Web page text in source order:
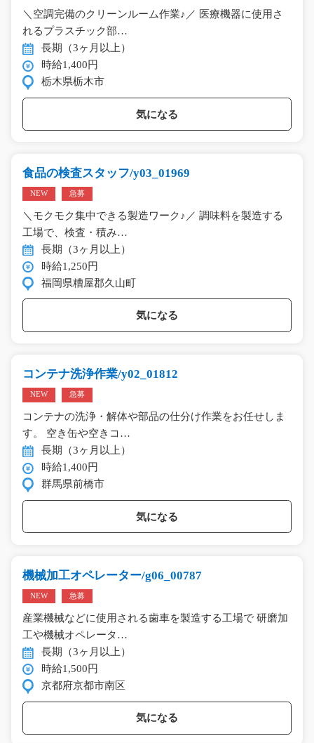
＼空調完備のクリーンルーム作業♪／ 医療機器に使用さ
れるプラスチック部…
長期（3ヶ月以上）
時給1,400円
栃木県栃木市
気になる
食品の検査スタッフ/y03_01969
NEW 急募
＼モクモク集中できる製造ワーク♪／ 調味料を製造する
工場で、検査・積み…
長期（3ヶ月以上）
時給1,250円
福岡県糟屋郡久山町
気になる
コンテナ洗浄作業/y02_01812
NEW 急募
コンテナの洗浄・解体や部品の仕分け作業をお任せしま
す。 空き缶や空きコ…
長期（3ヶ月以上）
時給1,400円
群馬県前橋市
気になる
機械加工オペレーター/g06_00787
NEW 急募
産業機械などに使用される歯車を製造する工場で 研磨加
工や機械オペレータ…
長期（3ヶ月以上）
時給1,500円
京都府京都市南区
気になる